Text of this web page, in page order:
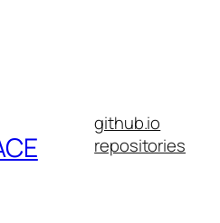
github.io
repositories